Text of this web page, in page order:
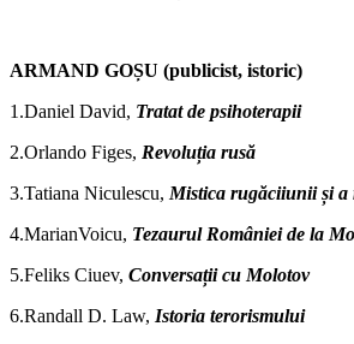
ARMAND GOȘU (publicist, istoric)
1.Daniel David, Tratat de psihoterapii
2.Orlando Figes, Revoluția rusă
3.Tatiana Niculescu, Mistica rugăciiunii și a
4.MarianVoicu, Tezaurul României de la
5.Feliks Ciuev, Conversații cu Molotov
6.Randall D. Law, Istoria terorismului